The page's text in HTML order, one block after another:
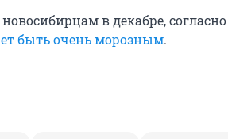
в декабре, согласно
быть очень морозным.